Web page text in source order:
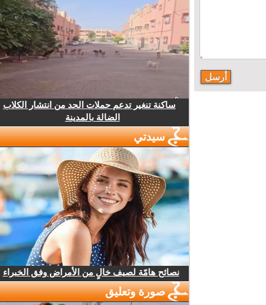
ساكنة تنغير تدعم حملات الحد من انتشار الكلاب
الضالة بالمدينة
سيدتي
نصائح هامّة لصيف خالٍ من الأمراض وفق الخبراء
صورة وتعليق